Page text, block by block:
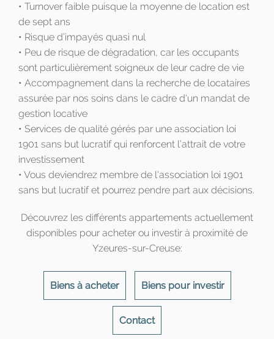
• Turnover faible puisque la moyenne de location est
de sept ans
• Risque d’impayés quasi nul
• Peu de risque de dégradation, car les occupants
sont particulièrement soigneux de leur cadre de vie
• Accompagnement dans la recherche de locataires
assurée par nos soins dans le cadre d'un mandat de
gestion locative
• Services de qualité gérés par une association loi
1901 sans but lucratif qui renforcent l’attrait de votre
investissement
• Vous deviendrez membre de l'association loi 1901
sans but lucratif et pourrez pendre part aux décisions.
Découvrez les différents appartements actuellement
disponibles pour acheter ou investir à proximité de
Yzeures-sur-Creuse:
Biens à acheter Biens pour investir
Contact